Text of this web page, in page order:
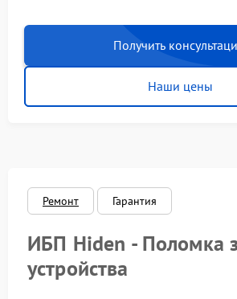
Получить
Наши цены
Ремонт Гарантия
ИБП Hiden - Поломка
устройства